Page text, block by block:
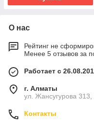
О нас
Рейтинг не
Менее 5 отзывов за
Работает с
г. Алматы
ул. Жансугурова
Контакты